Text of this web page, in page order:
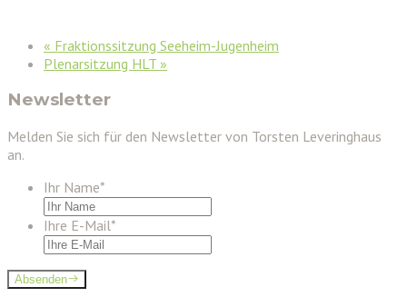
« Fraktionssitzung Seeheim-Jugenheim
Plenarsitzung HLT »
Newsletter
Melden Sie sich für den Newsletter von Torsten Leveringhaus
an.
Ihr Name*
Ihre E-Mail*
Absenden